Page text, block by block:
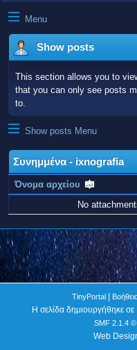
Menu
Show posts
This section allows you to
that you can only see posts
to.
Show posts Menu
Συνημμένα - ixnografia
Όνομα αρχείου
No
TinyPortal|
Η σελίδα δημιουργήθηκε
SMF 2.1.4
Web